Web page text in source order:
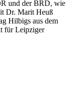
und der BRD, wie
Dr. Marit Heuß
Hilbigs aus dem
für Leipziger